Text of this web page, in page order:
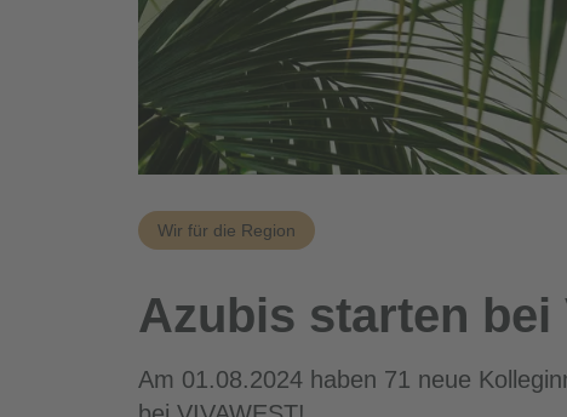
Wir für die Region
Azubis starten bei
Am 01.08.2024 haben 71 neue